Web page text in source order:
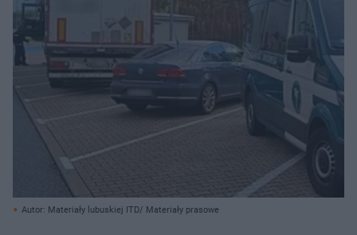
Autor: Materiały lubuskiej ITD/ Materiały prasowe